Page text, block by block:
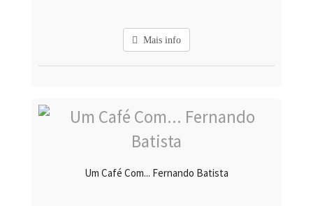
Mais info
Um Café Com... Fernando Batista